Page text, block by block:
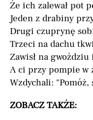
Że ich zalewał pot
Jeden z drabiny
Drugi czuprynę
Trzeci na dachu
Zawisł na
A ci przy pompie w
Wzdychali:
ZOBACZ TAKŻE: